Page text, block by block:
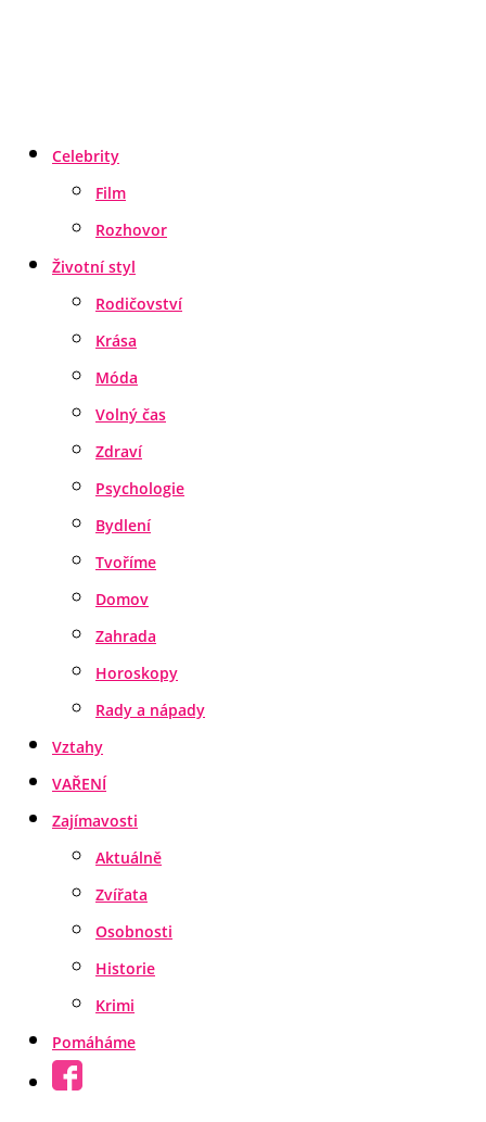
Celebrity
Film
Rozhovor
Životní styl
Rodičovství
Krása
Móda
Volný čas
Zdraví
Psychologie
Bydlení
Tvoříme
Domov
Zahrada
Horoskopy
Rady a nápady
Vztahy
VAŘENÍ
Zajímavosti
Aktuálně
Zvířata
Osobnosti
Historie
Krimi
Pomáháme